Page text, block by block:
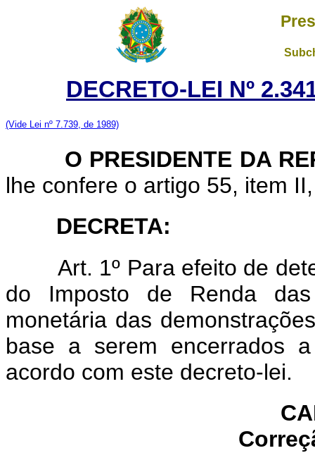
DECRETO-LEI Nº
(Vide Lei nº 7.739, de 1989)
O PRESIDENTE DA
lhe confere o artigo 55, item
DECRETA:
Art. 1º Para efeito de
do Imposto de Renda
monetária das
base a serem encerrados
acordo com este decreto-lei.